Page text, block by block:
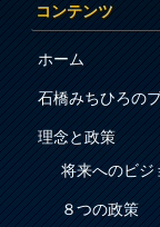
コンテンツ
ホーム
石橋みちひろの
理念と政策
将来へのビジ
８つの政策